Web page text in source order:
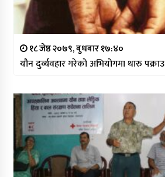
१८ जेष्ठ २०७९, बुधबार १७:४०
यौन दुर्व्यवहार गरेको अभियोगमा थारु पक्राउ